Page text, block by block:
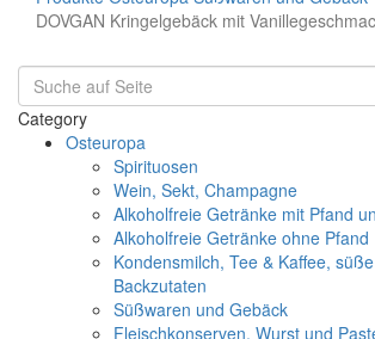
DOVGAN Kringelgebäck mit
Category
Osteuropa
Spirituosen
Wein, Sekt, Champagne
Alkoholfreie Getränke mit Pfand
Alkoholfreie Getränke ohne Pfand
Kondensmilch, Tee & Kaffee,
Backzutaten
Süßwaren und Gebäck
Fleischkonserven, Wurst und